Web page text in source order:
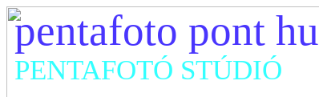
pentafoto pont hu
PENTAFOTÓ STÚDIÓ